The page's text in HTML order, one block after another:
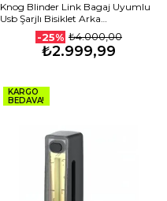
Knog Blinder Link Bagaj Uyumlu
Usb Şarjlı Bisiklet Arka
Aydınlatması STP-224
-25% ₺4.000,00
₺2.999,99
KARGO
BEDAVA!